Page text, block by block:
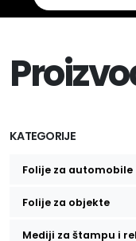
KATEGORIJE
Folije za automobile
Folije za
Auto folije za
Folije za objekte
Zaštitne folije za
Mediji za štampu i